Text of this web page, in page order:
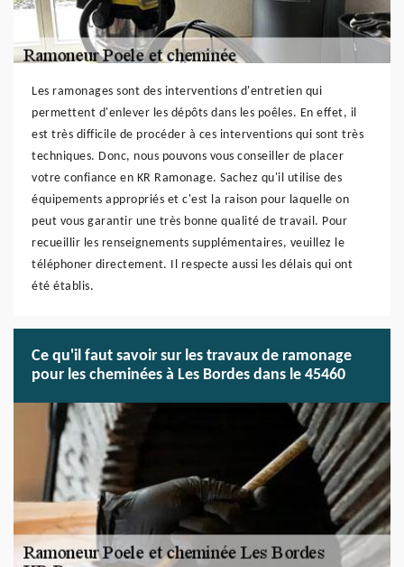
Les ramonages sont des interventions d'entretien qui
permettent d'enlever les dépôts dans les poêles. En effet, il
est très difficile de procéder à ces interventions qui sont très
techniques. Donc, nous pouvons vous conseiller de placer
votre confiance en KR Ramonage. Sachez qu'il utilise des
équipements appropriés et c'est la raison pour laquelle on
peut vous garantir une très bonne qualité de travail. Pour
recueillir les renseignements supplémentaires, veuillez le
téléphoner directement. Il respecte aussi les délais qui ont
été établis.
Ce qu'il faut savoir sur les travaux de ramonage
pour les cheminées à Les Bordes dans le 45460